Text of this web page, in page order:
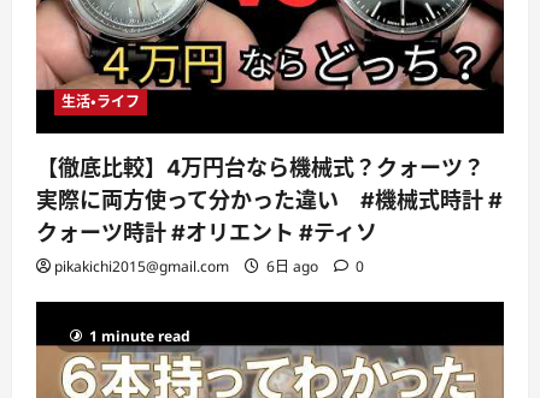
生活・ライフ
【徹底比較】4万円台なら機械式？クォーツ？
実際に両方使って分かった違い #機械式時計 #
クォーツ時計 #オリエント #ティソ
pikakichi2015@gmail.com 6日 ago 0
1 minute read